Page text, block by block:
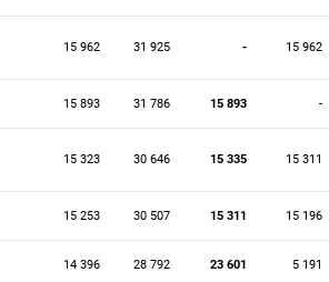
15 962 31 925 - 15 962
15 893 31 786 15 893 -
15 323 30 646 15 335 15 311
15 253 30 507 15 311 15 196
14 396 28 792 23 601 5 191